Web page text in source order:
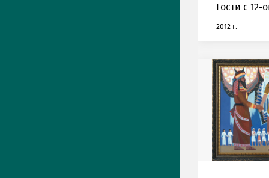
Гости с
2012 г.